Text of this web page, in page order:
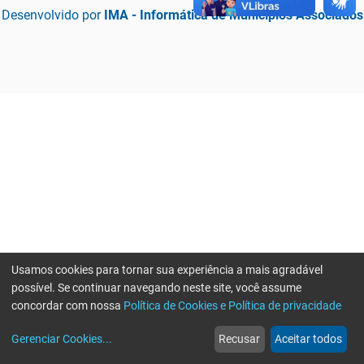
Desenvolvido por IMA - Informática de Municípios Associados
web
Notícias
more_horiz
Mais
Usamos cookies para tornar sua experiência a mais agradável
possível. Se continuar navegando neste site, você assume
concordar com nossa Política de Cookies e Política de privacidade
Gerenciar Cookies... Recusar Aceitar todos
Erro ao enviar informações, por favor tente novamente